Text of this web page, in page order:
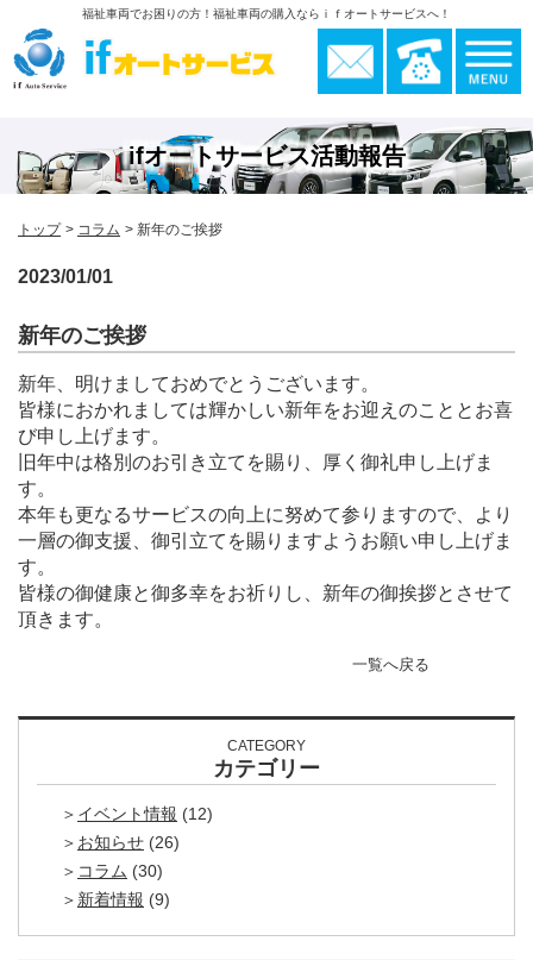
福祉車両でお困りの方！福祉車両の購入ならｉｆオートサービスへ！
ifオートサービス活動報告
トップ コラム 新年のご挨拶
2023/01/01
新年のご挨拶
新年、明けましておめでとうございます。
皆様におかれましては輝かしい新年をお迎えのこととお喜
び申し上げます。
旧年中は格別のお引き立てを賜り、厚く御礼申し上げま
す。
本年も更なるサービスの向上に努めて参りますので、より
一層の御支援、御引立てを賜りますようお願い申し上げま
す。
皆様の御健康と御多幸をお祈りし、新年の御挨拶とさせて
頂きます。
一覧へ戻る
CATEGORY
カテゴリー
イベント情報 (12)
お知らせ (26)
コラム (30)
新着情報 (9)